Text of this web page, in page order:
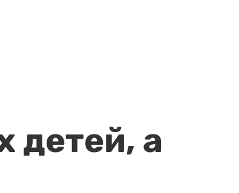
детей, а